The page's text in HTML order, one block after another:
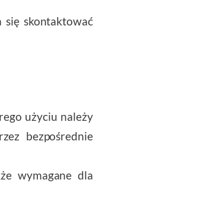
się skontaktować
użyciu należy
bezpośrednie
wymagane dla